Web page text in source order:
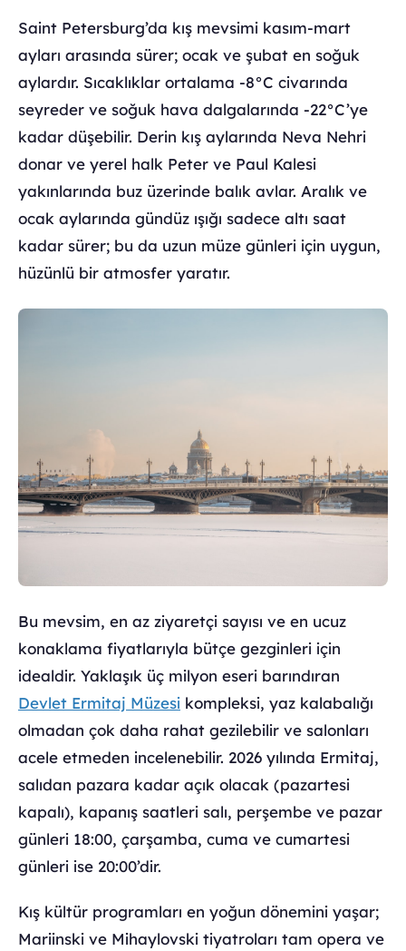
Saint Petersburg’da kış mevsimi kasım-mart
ayları arasında sürer; ocak ve şubat en soğuk
aylardır. Sıcaklıklar ortalama -8°C civarında
seyreder ve soğuk hava dalgalarında -22°C’ye
kadar düşebilir. Derin kış aylarında Neva Nehri
donar ve yerel halk Peter ve Paul Kalesi
yakınlarında buz üzerinde balık avlar. Aralık ve
ocak aylarında gündüz ışığı sadece altı saat
kadar sürer; bu da uzun müze günleri için uygun,
hüzünlü bir atmosfer yaratır.
Bu mevsim, en az ziyaretçi sayısı ve en ucuz
konaklama fiyatlarıyla bütçe gezginleri için
idealdir. Yaklaşık üç milyon eseri barındıran
Devlet Ermitaj Müzesi kompleksi, yaz kalabalığı
olmadan çok daha rahat gezilebilir ve salonları
acele etmeden incelenebilir. 2026 yılında Ermitaj,
salıdan pazara kadar açık olacak (pazartesi
kapalı), kapanış saatleri salı, perşembe ve pazar
günleri 18:00, çarşamba, cuma ve cumartesi
günleri ise 20:00’dir.
Kış kültür programları en yoğun dönemini yaşar;
Mariinski ve Mihaylovski tiyatroları tam opera ve